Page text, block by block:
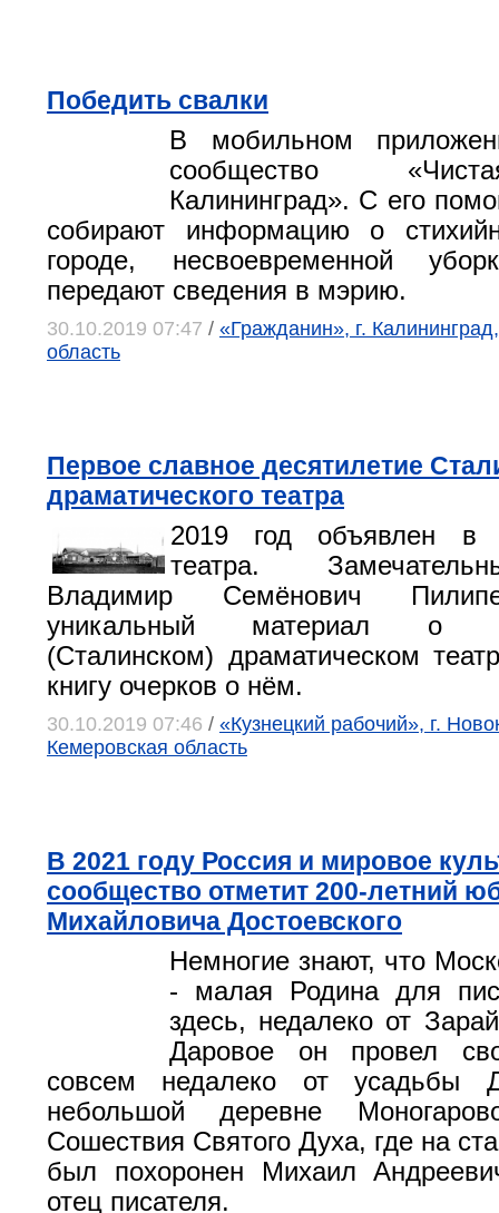
Победить свалки
В мобильном
сообщество
Калининград». С его
собирают информацию о
городе, несвоевременной
передают сведения в мэрию.
30.10.2019 07:47 / «Гражданин», г.
область
Первое славное десятилетие
драматического театра
2019 год объявлен в
театра.
Владимир Семёнович
уникальный материал о
(Сталинском) драматическом
книгу очерков о нём.
30.10.2019 07:46 / «Кузнецкий рабочий», г.
Кемеровская область
В 2021 году Россия и мировое
сообщество отметит 200-летний
Михайловича Достоевского
Немногие знают, что
- малая Родина для
здесь, недалеко от
Даровое он провел
совсем недалеко от усадьбы
небольшой деревне
Сошествия Святого Духа, где на
был похоронен Михаил
отец писателя.